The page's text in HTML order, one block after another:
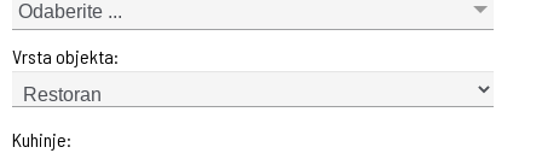
Odaberite ...
Vrsta objekta:
Kuhinje: